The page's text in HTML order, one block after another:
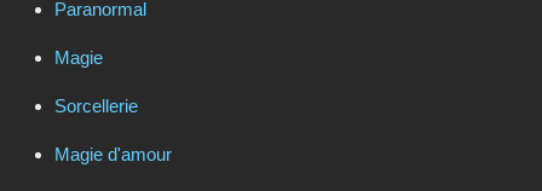
Paranormal
Magie
Sorcellerie
Magie d'amour